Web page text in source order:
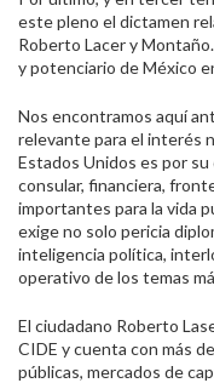
este pleno el dictamen
Roberto Lacer y
y potenciario de México
Nos encontramos aquí
relevante para el interés
Estados Unidos es por su
consular, financiera,
importantes para la vida
exige no solo pericia
inteligencia política,
operativo de los temas
El ciudadano Roberto
CIDE y cuenta con más
públicas, mercados de